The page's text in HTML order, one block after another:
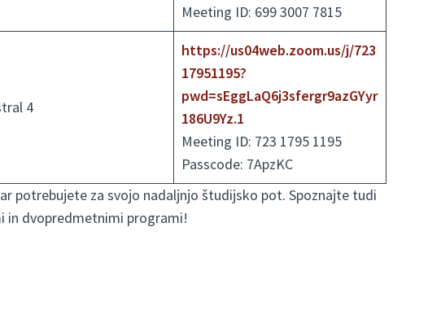
Meeting ID: 699 3007 7815
4
https://us04web.zoom.us/j/723
17951195?
pwd=sEggLaQ6j3sfergr9azGYyr
186U9Yz.1
Meeting ID: 723 1795 1195
Passcode: 7ApzKC
potrebujete za svojo nadaljnjo študijsko pot. Spoznajte tudi
in dvopredmetnimi programi!